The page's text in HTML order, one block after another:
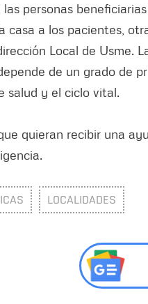
personas
casa a los pacientes,
Local de Usme.
de un grado de
salud y el ciclo vital.
quieran recibir una
LOCALIDADES